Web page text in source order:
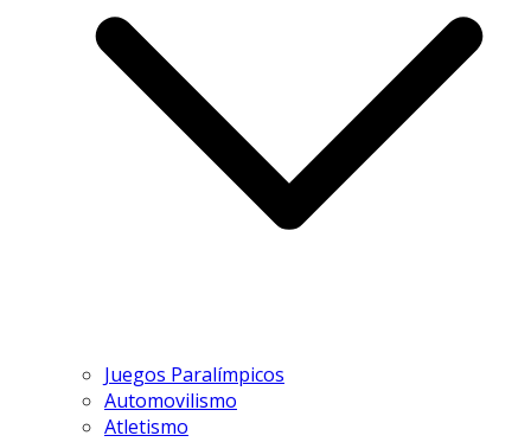
Juegos Paralímpicos
Automovilismo
Atletismo